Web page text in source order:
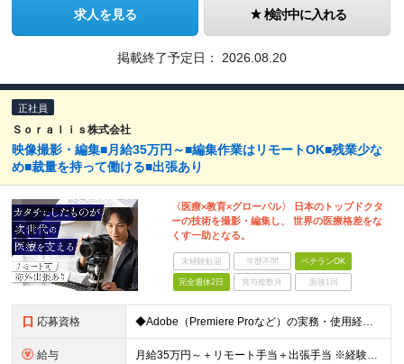
求人を見る 検討中に入れる
掲載終了予定日： 2026.08.20
正社員
Ｓｏｒａｌｉｓ株式会社
映像撮影・編集■月給35万円～■編集作業はリモートOK■残業少な
め■裁量を持って働ける■出張あり
〈医療×教育×グローバル〉 日本のトップドクタ
ーの技術を撮影・編集し、 世界の医療格差をな
くす一助となる。
未経験歓迎 学歴不問 ベテランOK
完全週休2日 賞与複数月 面接1回
応募資格 ◆Adobe（Premiere Proなど）の実務・使用経験 ◆大卒以上 ～～こんな方を求めています～～ ◆医療業界への興味がある方 ◆社会貢献性の高い仕事に就きたい方 ◆実際の手術映像を扱うため、
給与 月給35万円～＋リモート手当＋出張手当 ※経験・スキルを考慮の上、決定いたします。 ※試用期間3ヶ月あり（期間中の待遇に差異はありません） ※固定残業代（30時間分／8万円）を含む。超過分は別途支給